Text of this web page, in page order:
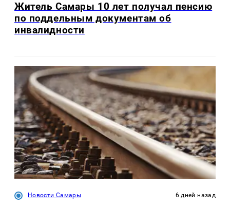
Житель Самары 10 лет получал пенсию
по поддельным документам об
инвалидности
Новости Самары 6 дней назад